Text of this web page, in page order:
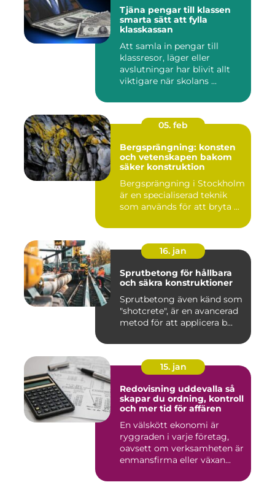
Tjäna pengar till klassen
smarta sätt att fylla
klasskassan
Att samla in pengar till
klassresor, läger eller
avslutningar har blivit allt
viktigare när skolans ...
05. feb
Bergsprängning: konsten
och vetenskapen bakom
säker konstruktion
Bergsprängning i Stockholm
är en specialiserad teknik
som används för att bryta ...
16. jan
Sprutbetong för hållbara
och säkra konstruktioner
Sprutbetong även känd som
"shotcrete", är en avancerad
metod för att applicera b...
15. jan
Redovisning uddevalla så
skapar du ordning, kontroll
och mer tid för affären
En välskött ekonomi är
ryggraden i varje företag,
oavsett om verksamheten är
enmansfirma eller växan...